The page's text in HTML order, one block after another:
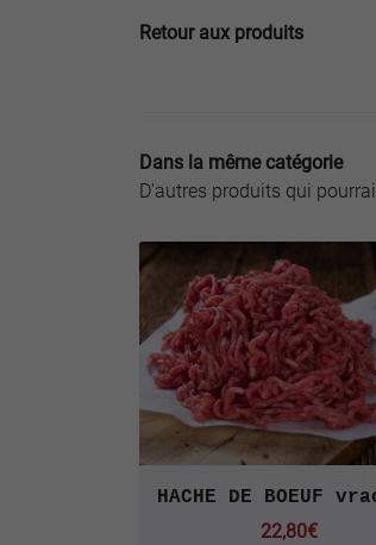
Retour aux produits
Dans la même catégorie
D'autres produits qui
22,80€